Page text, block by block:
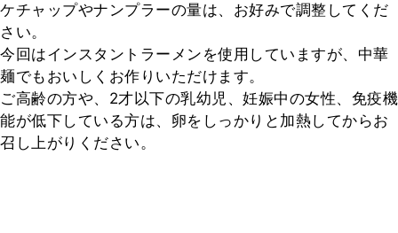
ケチャップやナンプラーの量は、お好みで調整してくだ
さい。
今回はインスタントラーメンを使用していますが、中華
麺でもおいしくお作りいただけます。
ご高齢の方や、2才以下の乳幼児、妊娠中の女性、免疫機
能が低下している方は、卵をしっかりと加熱してからお
召し上がりください。